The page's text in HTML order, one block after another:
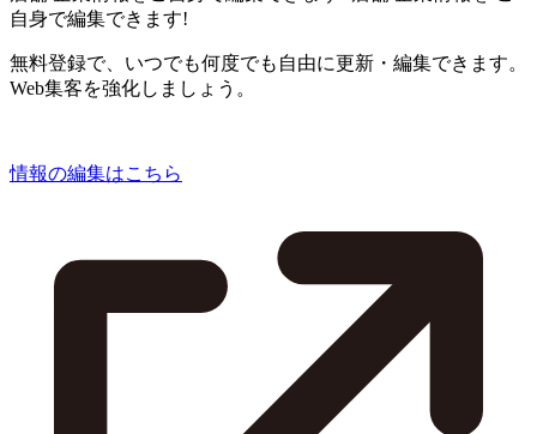
自身で編集できます!
無料登録で、いつでも何度でも自由に更新・編集できます。
Web集客を強化しましょう。
情報の編集はこちら